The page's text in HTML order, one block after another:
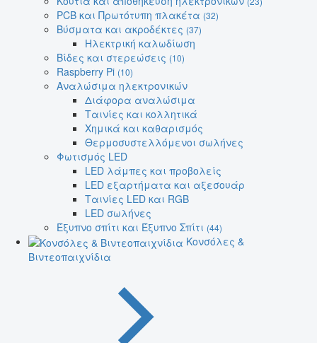
PCB και Πρωτότυπη πλακέτα (32)
Βύσματα και ακροδέκτες (37)
Ηλεκτρική καλωδίωση
Βίδες και στερεώσεις (10)
Raspberry Pi (10)
Αναλώσιμα ηλεκτρονικών
Διάφορα αναλώσιμα
Ταινίες και κολλητικά
Χημικά και καθαρισμός
Θερμοσυστελλόμενοι σωλήνες
Φωτισμός LED
LED λάμπες και προβολείς
LED εξαρτήματα και αξεσουάρ
Ταινίες LED και RGB
LED σωλήνες
Έξυπνο σπίτι και Έξυπνο Σπίτι (44)
Κονσόλες &
Βιντεοπαιχνίδια